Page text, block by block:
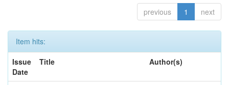
previous 1 next
Item hits:
Issue
Date
Title Author(s)